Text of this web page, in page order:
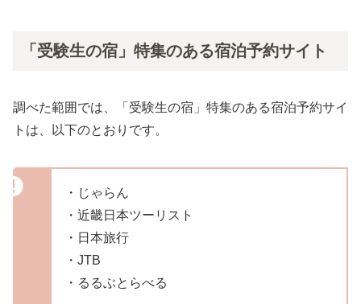
「受験生の宿」特集のある宿泊予約サイト
調べた範囲では、「受験生の宿」特集のある宿泊予約サイ
トは、以下のとおりです。
・じゃらん
・近畿日本ツーリスト
・日本旅行
・JTB
・るるぶとらべる